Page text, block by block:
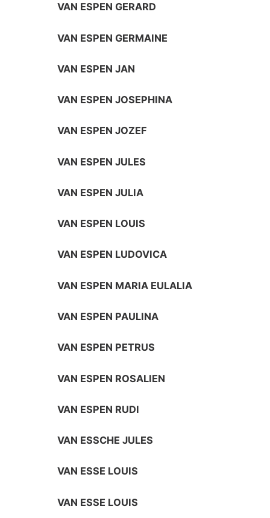
VAN ESPEN GERARD
VAN ESPEN GERMAINE
VAN ESPEN JAN
VAN ESPEN JOSEPHINA
VAN ESPEN JOZEF
VAN ESPEN JULES
VAN ESPEN JULIA
VAN ESPEN LOUIS
VAN ESPEN LUDOVICA
VAN ESPEN MARIA EULALIA
VAN ESPEN PAULINA
VAN ESPEN PETRUS
VAN ESPEN ROSALIEN
VAN ESPEN RUDI
VAN ESSCHE JULES
VAN ESSE LOUIS
VAN ESSE LOUIS